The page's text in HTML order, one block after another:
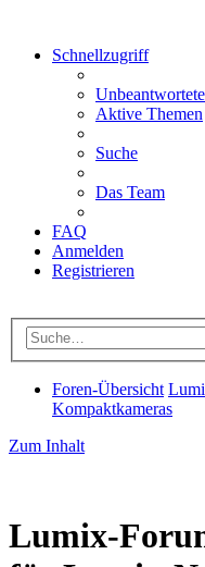
Schnellzugriff
Aktive Themen
Suche
Das Team
FAQ
Anmelden
Registrieren
Foren-Übersicht
Kompaktkameras
Zum Inhalt
Lumix-